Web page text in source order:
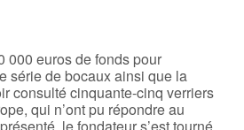
000 euros de fonds pour
série de bocaux ainsi que la
consulté cinquante-cinq verriers
qui n’ont pu répondre au
le fondateur s’est tourné